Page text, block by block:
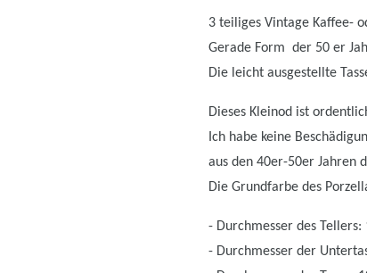
3 teiliges Vintage Kaffee-
Gerade Form der 50 er
Die leicht ausgestellte
Dieses Kleinod ist
Ich habe keine
aus den 40er-50er Jahren
Die Grundfarbe des
- Durchmesser des Tellers:
- Durchmesser der